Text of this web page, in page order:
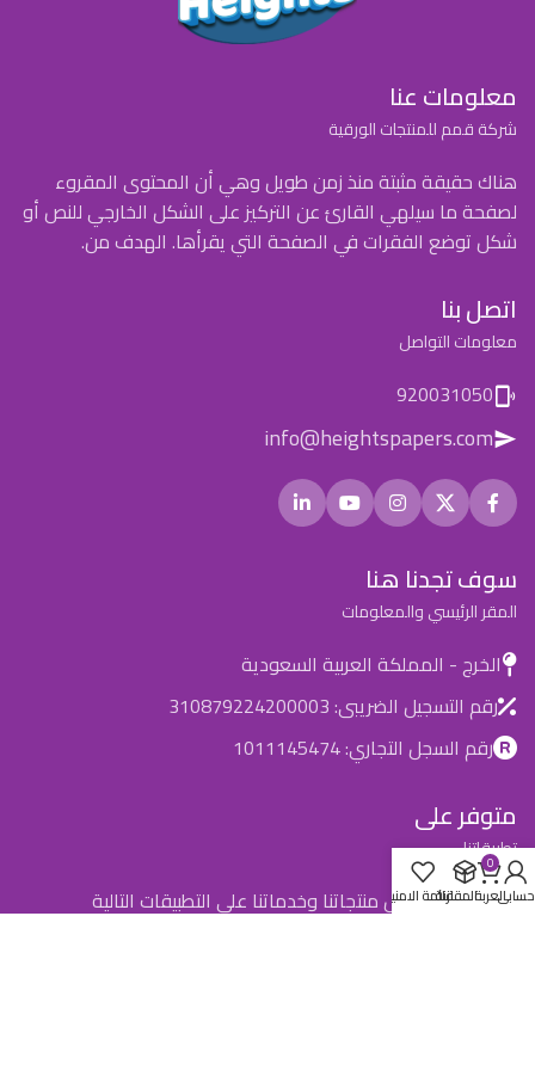
معلومات عنا
شركة قمم للمنتجات الورقية
هناك حقيقة مثبتة منذ زمن طويل وهي أن المحتوى المقروء
لصفحة ما سيلهي القارئ عن التركيز على الشكل الخارجي للنص أو
شكل توضع الفقرات في الصفحة التي يقرأها. الهدف من.
اتصل بنا
معلومات التواصل
920031050
info@heightspapers.com
سوف تجدنا هنا
المقر الرئيسي والمعلومات
الخرج - المملكة العربية السعودية
رقم التسجيل الضريبى: 310879224200003
رقم السجل التجاري: 1011145474
متوفر على
تطبيقاتنا
يمكنك أيضًا عرض منتجاتنا وخدماتنا على التطبيقات التاليةحسابي
0
العربةالمقارنةقائمة الامنيات